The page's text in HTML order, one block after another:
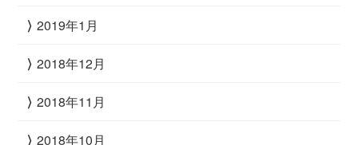
2019年1月
2018年12月
2018年11月
2018年10月